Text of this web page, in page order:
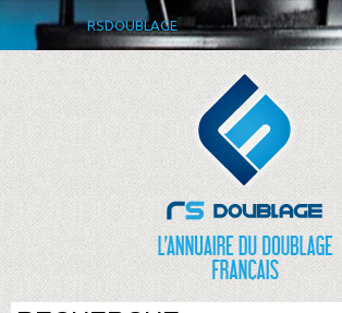
RSDOUBLAGE